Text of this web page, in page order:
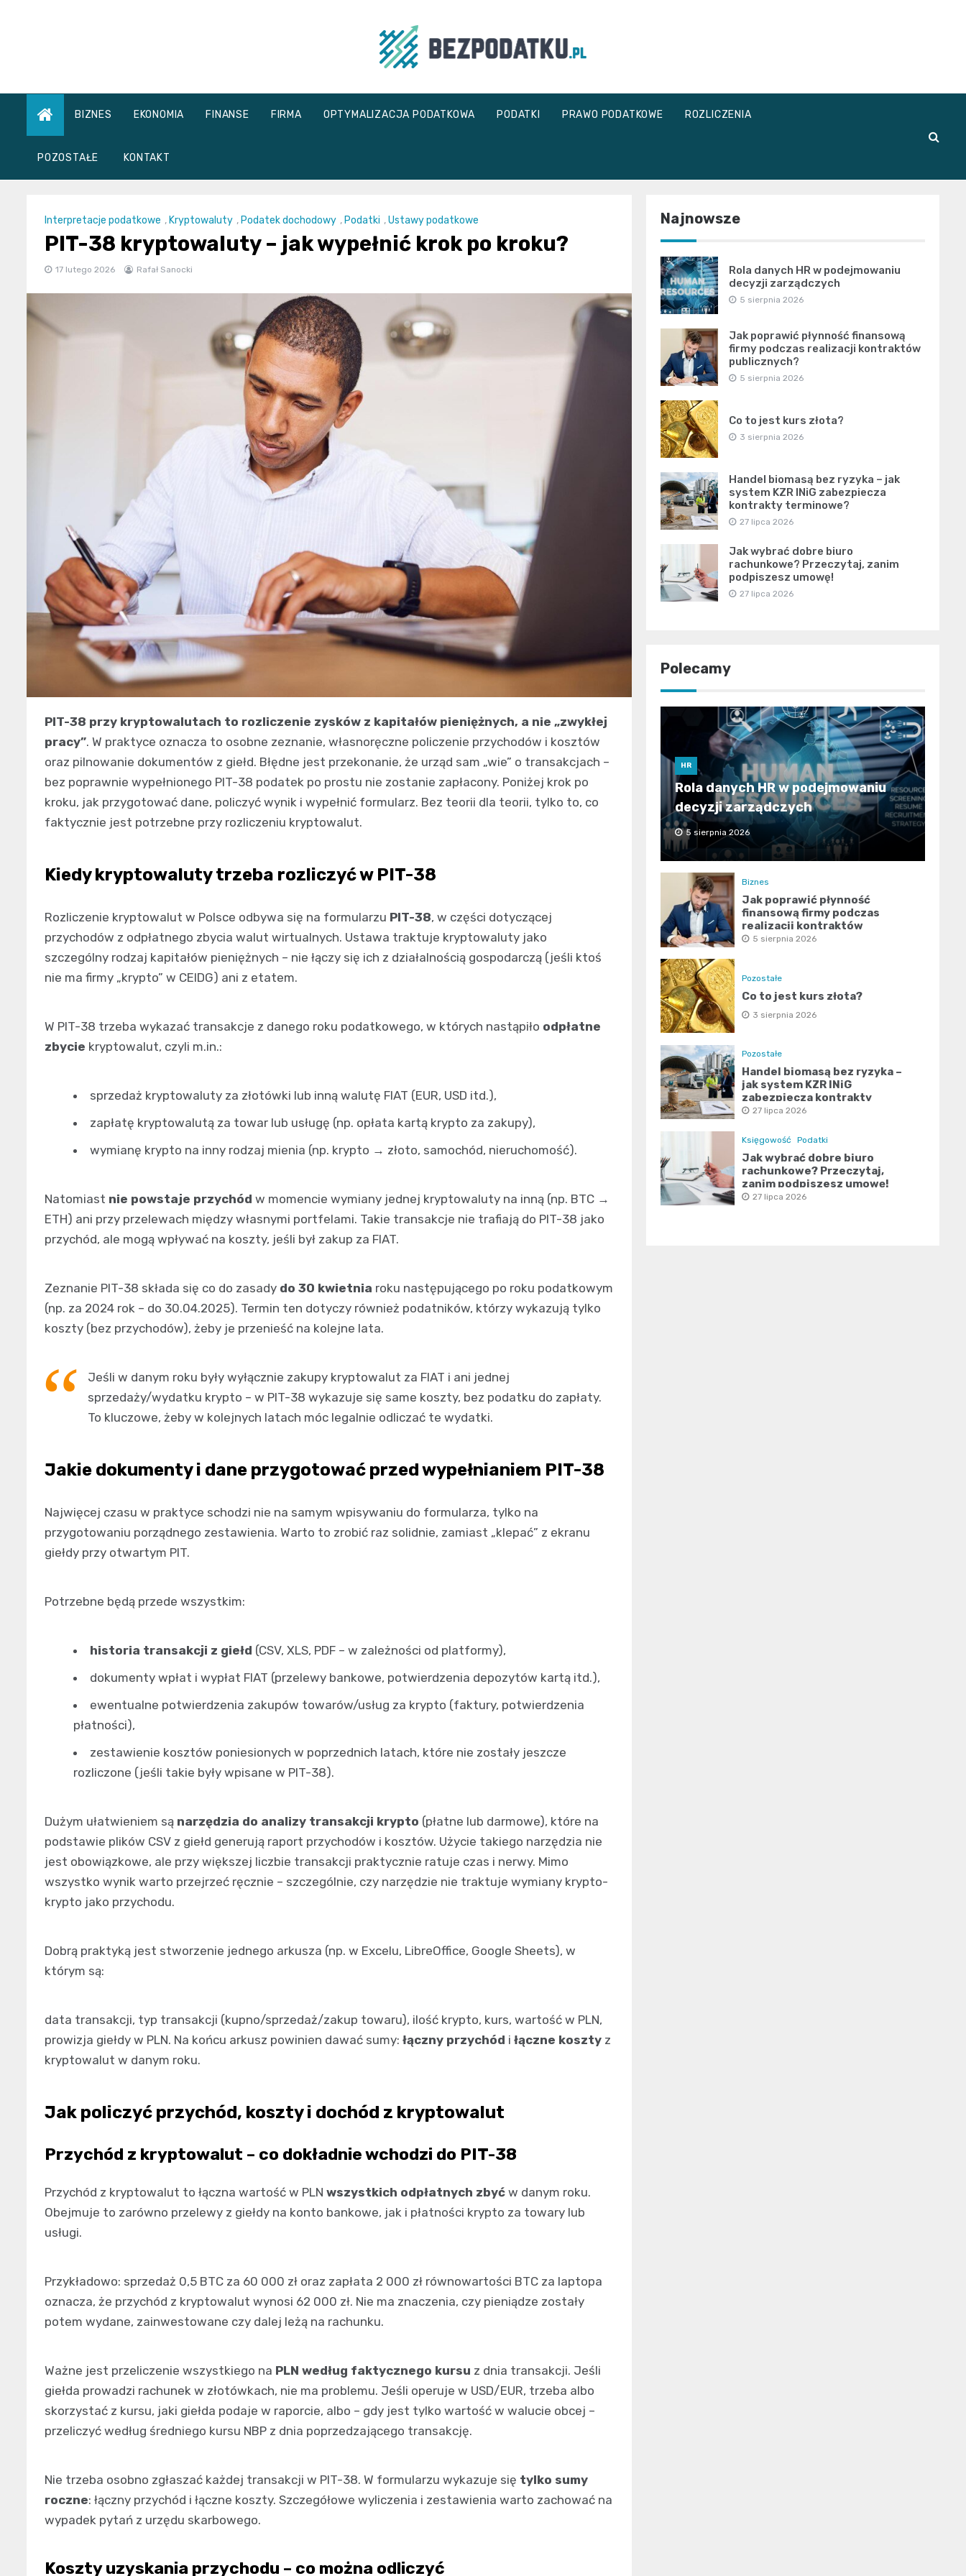
bezpodatku.pl
BIZNES EKONOMIA FINANSE FIRMA OPTYMALIZACJA PODATKOWA PODATKI PRAWO PODATKOWE ROZLICZENIA
POZOSTAŁE KONTAKT
Interpretacje podatkowe , Kryptowaluty , Podatek dochodowy , Podatki ,Ustawy podatkowe
PIT-38 kryptowaluty – jak wypełnić krok po kroku?
17 lutego 2026 Rafał Sanocki
PIT-38 przy kryptowalutach to rozliczenie zysków z kapitałów pieniężnych, a nie „zwykłej
pracy”. W praktyce oznacza to osobne zeznanie, własnoręczne policzenie przychodów i kosztów
oraz pilnowanie dokumentów z giełd. Błędne jest przekonanie, że urząd sam „wie” o transakcjach –
bez poprawnie wypełnionego PIT-38 podatek po prostu nie zostanie zapłacony. Poniżej krok po
kroku, jak przygotować dane, policzyć wynik i wypełnić formularz. Bez teorii dla teorii, tylko to, co
faktycznie jest potrzebne przy rozliczeniu kryptowalut.
Kiedy kryptowaluty trzeba rozliczyć w PIT-38
Rozliczenie kryptowalut w Polsce odbywa się na formularzu PIT-38, w części dotyczącej
przychodów z odpłatnego zbycia walut wirtualnych. Ustawa traktuje kryptowaluty jako
szczególny rodzaj kapitałów pieniężnych – nie łączy się ich z działalnością gospodarczą (jeśli ktoś
nie ma firmy „krypto” w CEIDG) ani z etatem.
W PIT-38 trzeba wykazać transakcje z danego roku podatkowego, w których nastąpiło odpłatne
zbycie kryptowalut, czyli m.in.:
sprzedaż kryptowaluty za złotówki lub inną walutę FIAT (EUR, USD itd.),
zapłatę kryptowalutą za towar lub usługę (np. opłata kartą krypto za zakupy),
wymianę krypto na inny rodzaj mienia (np. krypto → złoto, samochód, nieruchomość).
Natomiast nie powstaje przychód w momencie wymiany jednej kryptowaluty na inną (np. BTC →
ETH) ani przy przelewach między własnymi portfelami. Takie transakcje nie trafiają do PIT-38 jako
przychód, ale mogą wpływać na koszty, jeśli był zakup za FIAT.
Zeznanie PIT-38 składa się co do zasady do 30 kwietnia roku następującego po roku podatkowym
(np. za 2024 rok – do 30.04.2025). Termin ten dotyczy również podatników, którzy wykazują tylko
koszty (bez przychodów), żeby je przenieść na kolejne lata.
Jeśli w danym roku były wyłącznie zakupy kryptowalut za FIAT i ani jednej
sprzedaży/wydatku krypto – w PIT-38 wykazuje się same koszty, bez podatku do zapłaty.
To kluczowe, żeby w kolejnych latach móc legalnie odliczać te wydatki.
Jakie dokumenty i dane przygotować przed wypełnianiem PIT-38
Najwięcej czasu w praktyce schodzi nie na samym wpisywaniu do formularza, tylko na
przygotowaniu porządnego zestawienia. Warto to zrobić raz solidnie, zamiast „klepać” z ekranu
giełdy przy otwartym PIT.
Potrzebne będą przede wszystkim:
historia transakcji z giełd (CSV, XLS, PDF – w zależności od platformy),
dokumenty wpłat i wypłat FIAT (przelewy bankowe, potwierdzenia depozytów kartą itd.),
ewentualne potwierdzenia zakupów towarów/usług za krypto (faktury, potwierdzenia
płatności),
zestawienie kosztów poniesionych w poprzednich latach, które nie zostały jeszcze
rozliczone (jeśli takie były wpisane w PIT-38).
Dużym ułatwieniem są narzędzia do analizy transakcji krypto (płatne lub darmowe), które na
podstawie plików CSV z giełd generują raport przychodów i kosztów. Użycie takiego narzędzia nie
jest obowiązkowe, ale przy większej liczbie transakcji praktycznie ratuje czas i nerwy. Mimo
wszystko wynik warto przejrzeć ręcznie – szczególnie, czy narzędzie nie traktuje wymiany krypto-
krypto jako przychodu.
Dobrą praktyką jest stworzenie jednego arkusza (np. w Excelu, LibreOffice, Google Sheets), w
którym są:
data transakcji, typ transakcji (kupno/sprzedaż/zakup towaru), ilość krypto, kurs, wartość w PLN,
prowizja giełdy w PLN. Na końcu arkusz powinien dawać sumy: łączny przychód i łączne koszty z
kryptowalut w danym roku.
Jak policzyć przychód, koszty i dochód z kryptowalut
Przychód z kryptowalut – co dokładnie wchodzi do PIT-38
Przychód z kryptowalut to łączna wartość w PLN wszystkich odpłatnych zbyć w danym roku.
Obejmuje to zarówno przelewy z giełdy na konto bankowe, jak i płatności krypto za towary lub
usługi.
Przykładowo: sprzedaż 0,5 BTC za 60 000 zł oraz zapłata 2 000 zł równowartości BTC za laptopa
oznacza, że przychód z kryptowalut wynosi 62 000 zł. Nie ma znaczenia, czy pieniądze zostały
potem wydane, zainwestowane czy dalej leżą na rachunku.
Ważne jest przeliczenie wszystkiego na PLN według faktycznego kursu z dnia transakcji. Jeśli
giełda prowadzi rachunek w złotówkach, nie ma problemu. Jeśli operuje w USD/EUR, trzeba albo
skorzystać z kursu, jaki giełda podaje w raporcie, albo – gdy jest tylko wartość w walucie obcej –
przeliczyć według średniego kursu NBP z dnia poprzedzającego transakcję.
Nie trzeba osobno zgłaszać każdej transakcji w PIT-38. W formularzu wykazuje się tylko sumy
roczne: łączny przychód i łączne koszty. Szczegółowe wyliczenia i zestawienia warto zachować na
wypadek pytań z urzędu skarbowego.
Koszty uzyskania przychodu – co można odliczyć
Najnowsze
Rola danych HR w podejmowaniu
decyzji zarządczych
5 sierpnia 2026
Jak poprawić płynność finansową
firmy podczas realizacji kontraktów
publicznych?
5 sierpnia 2026
Co to jest kurs złota?
3 sierpnia 2026
Handel biomasą bez ryzyka – jak
system KZR INiG zabezpiecza
kontrakty terminowe?
27 lipca 2026
Jak wybrać dobre biuro
rachunkowe? Przeczytaj, zanim
podpiszesz umowę!
27 lipca 2026
Polecamy
HR
Rola danych HR w podejmowaniu
decyzji zarządczych
5 sierpnia 2026
Biznes
Jak poprawić płynność
finansową firmy podczas
realizacji kontraktów
publicznych?
5 sierpnia 2026
Pozostałe
Co to jest kurs złota?
3 sierpnia 2026
Pozostałe
Handel biomasą bez ryzyka –
jak system KZR INiG
zabezpiecza kontrakty
terminowe?
27 lipca 2026
Księgowość Podatki
Jak wybrać dobre biuro
rachunkowe? Przeczytaj,
zanim podpiszesz umowę!
27 lipca 2026